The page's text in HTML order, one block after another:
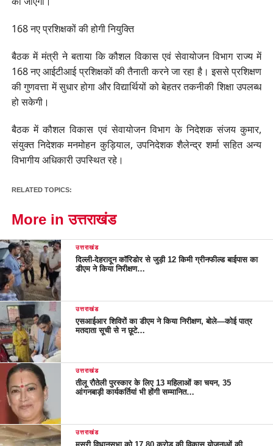
168 नए प्रशिक्षकों की होगी नियुक्ति
बैठक में मंत्री ने बताया कि कौशल विकास एवं सेवायोजन विभाग राज्य में
168 नए आईटीआई प्रशिक्षकों की तैनाती करने जा रहा है। इससे प्रशिक्षण
की गुणवत्ता में सुधार होगा और विद्यार्थियों को बेहतर तकनीकी शिक्षा उपलब्ध
हो सकेगी।
बैठक में कौशल विकास एवं सेवायोजन विभाग के निदेशक संजय कुमार,
संयुक्त निदेशक मनमोहन कुड़ियाल, उपनिदेशक शैलेन्द्र शर्मा सहित अन्य
विभागीय अधिकारी उपस्थित रहे।
RELATED TOPICS:
More in उत्तराखंड
उत्तराखंड
दिल्ली-देहरादून कॉरिडोर से जुड़ी 12 किमी ग्रीनफील्ड बाईपास का
डीएम ने किया निरीक्षण…
उत्तराखंड
एसआईआर शिविरों का डीएम ने किया निरीक्षण, बोले—कोई पात्र
मतदाता सूची से न छूटे…
उत्तराखंड
तीलू रौतेली पुरस्कार के लिए 13 महिलाओं का चयन, 35
आंगनबाड़ी कार्यकर्तियां भी होंगी सम्मानित…
उत्तराखंड